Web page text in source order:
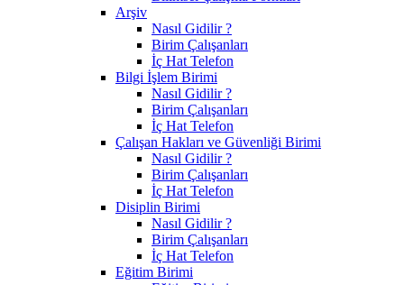
Arşiv
Nasıl Gidilir ?
Birim Çalışanları
İç Hat Telefon
Bilgi İşlem Birimi
Nasıl Gidilir ?
Birim Çalışanları
İç Hat Telefon
Çalışan Hakları ve Güvenliği Birimi
Nasıl Gidilir ?
Birim Çalışanları
İç Hat Telefon
Disiplin Birimi
Nasıl Gidilir ?
Birim Çalışanları
İç Hat Telefon
Eğitim Birimi